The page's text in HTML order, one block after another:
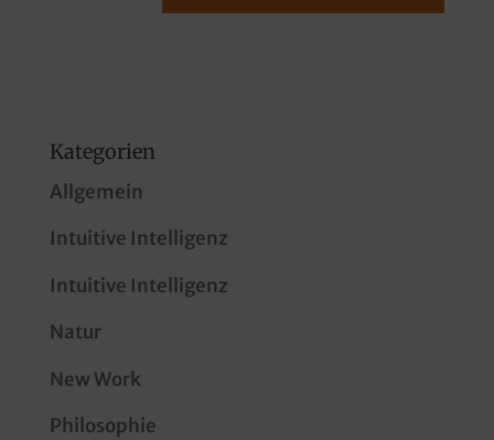
Kategorien
Allgemein
Intuitive Intelligenz
Intuitive Intelligenz
Natur
New Work
Philosophie